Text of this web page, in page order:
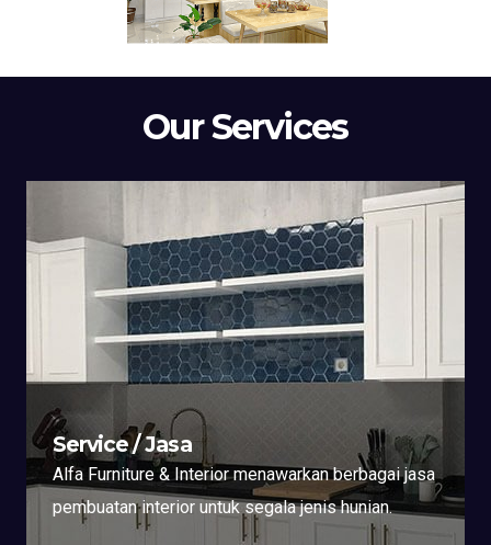
Our Services
Service / Jasa
Alfa Furniture & Interior menawarkan berbagai jasa
pembuatan interior untuk segala jenis hunian.